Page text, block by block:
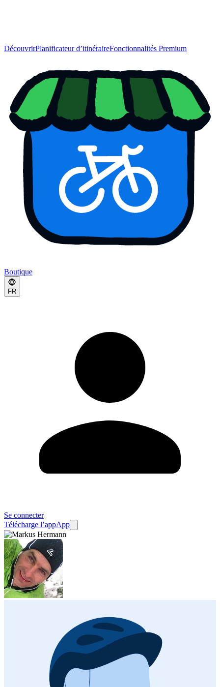
DécouvrirPlanificateur d’itinéraireFonctionnalités Premium
Boutique
FR
Se connecter
Télécharge l’appApp